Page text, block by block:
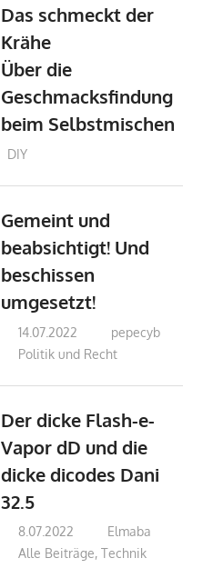
Das schmeckt der
Krähe
Über die
Geschmacksfindung
beim Selbstmischen
DIY
Gemeint und
beabsichtigt! Und
beschissen
umgesetzt!
14.07.2022
pepecyb
Politik und Recht
Der dicke Flash-e-
Vapor dD und die
dicke dicodes Dani
32.5
8.07.2022
Elmaba
Alle Beiträge,Technik